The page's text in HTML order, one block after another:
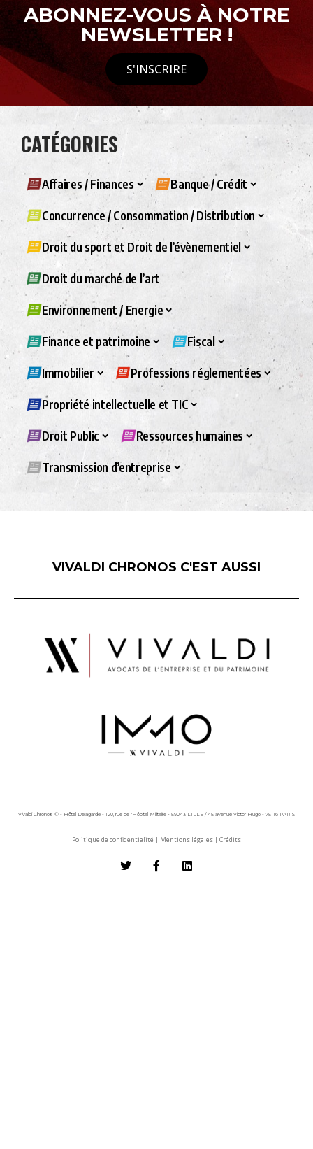
ABONNEZ-VOUS À NOTRE
NEWSLETTER !
S'INSCRIRE
CATÉGORIES
Affaires / Finances Banque / Crédit
Concurrence / Consommation / Distribution
Droit du sport et Droit de l’évènementiel
Droit du marché de l’art
Environnement / Energie
Finance et patrimoine Fiscal
Immobilier Professions réglementées
Propriété intellectuelle et TIC
Droit Public Ressources humaines
Transmission d’entreprise
VIVALDI CHRONOS C'EST AUSSI
Vivaldi Chronos © - Hôtel Delagarde - 120, rue de l'Hôpital Militaire - 59043 LILLE / 45 avenue Victor Hugo - 75116 PARIS
Politique de confidentialité | Mentions légales | Crédits